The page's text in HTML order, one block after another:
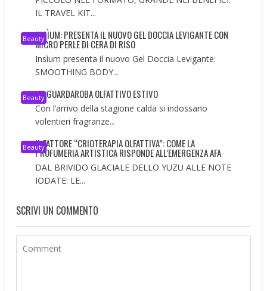
IL TRAVEL KIT...
BeautyINSÌUM: PRESENTA IL NUOVO GEL DOCCIA LEVIGANTE CON
MICRO PERLE DI CERA DI RISO
Insìum presenta il nuovo Gel Doccia Levigante:
SMOOTHING BODY...
BeautyUN GUARDAROBA OLFATTIVO ESTIVO
Con l’arrivo della stagione calda si indossano
volentieri fragranze...
BeautyIL FATTORE “CRIOTERAPIA OLFATTIVA”: COME LA
PROFUMERIA ARTISTICA RISPONDE ALL’EMERGENZA AFA
DAL BRIVIDO GLACIALE DELLO YUZU ALLE NOTE
IODATE: LE...
SCRIVI UN COMMENTO